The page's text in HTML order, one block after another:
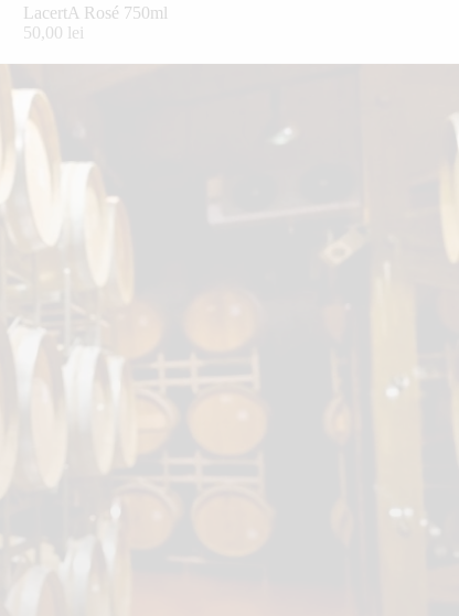
LacertA Rosé 750ml
50,00 lei